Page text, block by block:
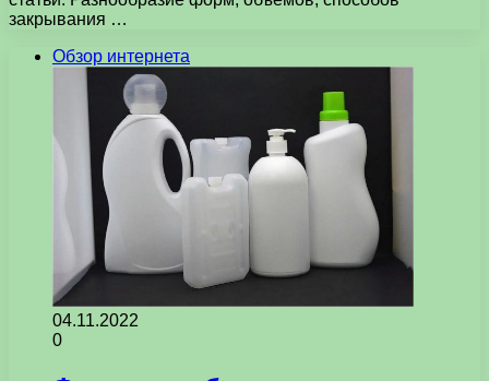
закрывания …
Обзор интернета
04.11.2022
0